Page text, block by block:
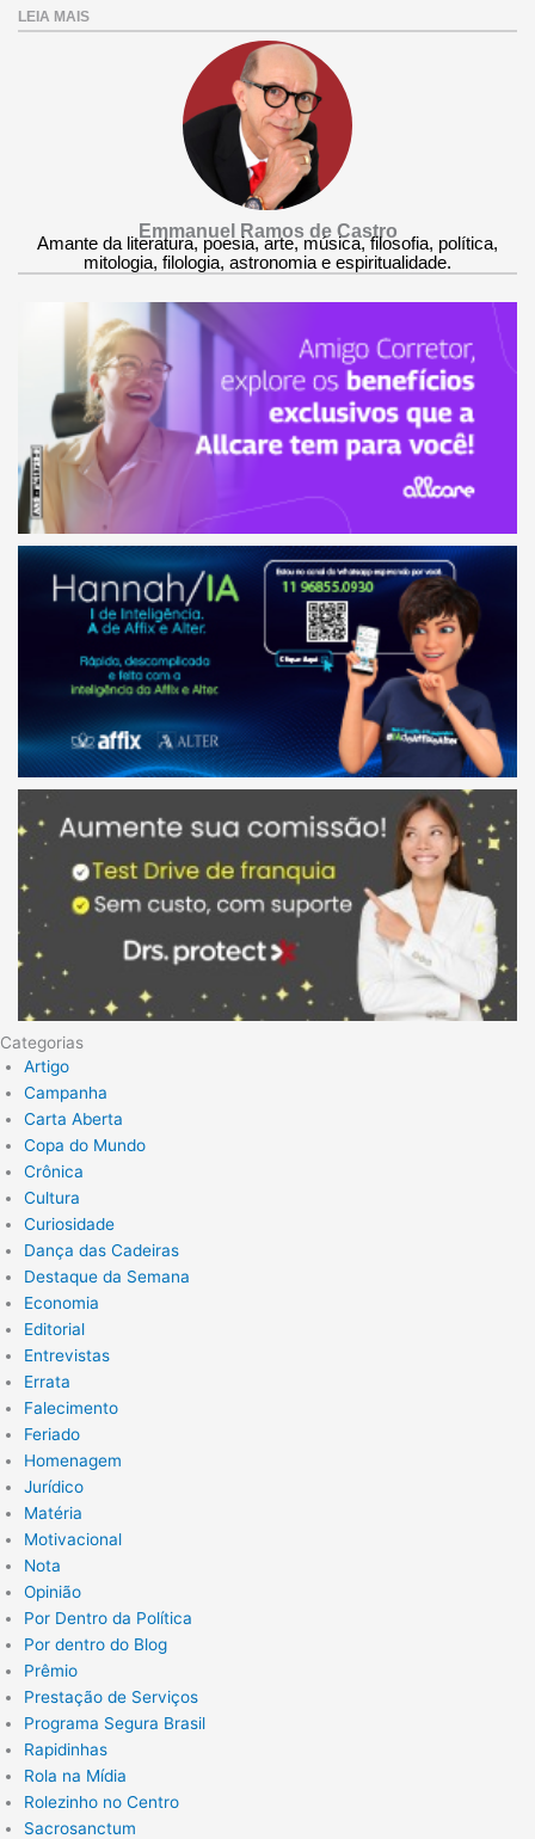
LEIA MAIS
Emmanuel Ramos de Castro
Amante da literatura, poesia, arte, música, filosofia, política,
mitologia, filologia, astronomia e espiritualidade.
Categorias
Artigo
Campanha
Carta Aberta
Copa do Mundo
Crônica
Cultura
Curiosidade
Dança das Cadeiras
Destaque da Semana
Economia
Editorial
Entrevistas
Errata
Falecimento
Feriado
Homenagem
Jurídico
Matéria
Motivacional
Nota
Opinião
Por Dentro da Política
Por dentro do Blog
Prêmio
Prestação de Serviços
Programa Segura Brasil
Rapidinhas
Rola na Mídia
Rolezinho no Centro
Sacrosanctum